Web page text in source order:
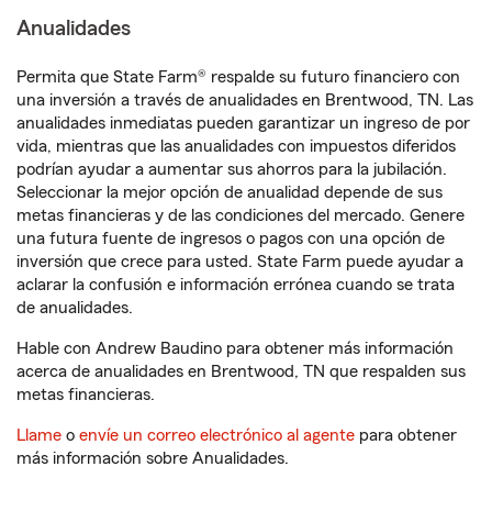
Anualidades
Permita que State Farm® respalde su futuro financiero con
una inversión a través de anualidades en Brentwood, TN. Las
anualidades inmediatas pueden garantizar un ingreso de por
vida, mientras que las anualidades con impuestos diferidos
podrían ayudar a aumentar sus ahorros para la jubilación.
Seleccionar la mejor opción de anualidad depende de sus
metas financieras y de las condiciones del mercado. Genere
una futura fuente de ingresos o pagos con una opción de
inversión que crece para usted. State Farm puede ayudar a
aclarar la confusión e información errónea cuando se trata
de anualidades.
Hable con Andrew Baudino para obtener más información
acerca de anualidades en Brentwood, TN que respalden sus
metas financieras.
Llame o envíe un correo electrónico al agente para obtener
más información sobre Anualidades.